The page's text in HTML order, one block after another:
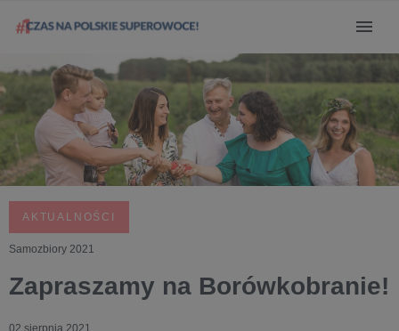
AKTUALNOŚCI
Samozbiory 2021
Zapraszamy na Borówkobranie!